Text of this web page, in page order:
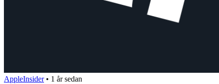
AppleInsider • 1 år sedan